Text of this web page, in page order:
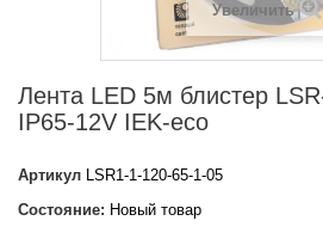
Увеличить
Лента LED 5м блистер
IP65-12V IEK-eco
Артикул LSR1-1-120-65-1-05
Состояние: Новый товар